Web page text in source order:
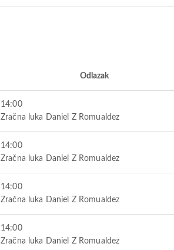
Odlazak
14:00
Zračna luka Daniel Z Romualdez
14:00
Zračna luka Daniel Z Romualdez
14:00
Zračna luka Daniel Z Romualdez
14:00
Zračna luka Daniel Z Romualdez